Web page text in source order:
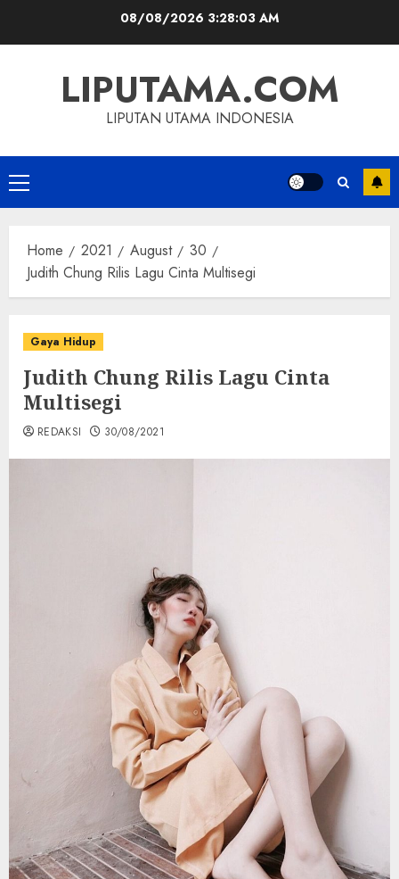
08/08/2026 3:28:03 AM
LIPUTAMA.COM
LIPUTAN UTAMA INDONESIA
Primary
Menu
Home 2021 August
30
Judith Chung Rilis Lagu Cinta Multisegi
Gaya Hidup
Judith Chung Rilis Lagu Cinta
Multisegi
REDAKSI 30/08/2021